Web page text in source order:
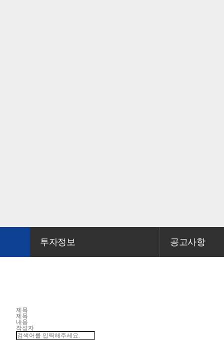
투자정보 공고사항
제목
제목
내용
작성자